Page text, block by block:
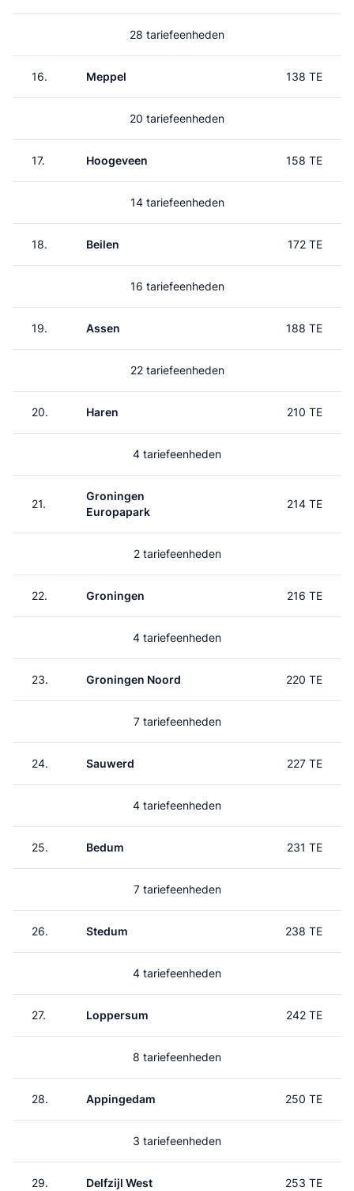
28 tariefeenheden
16. Meppel 138 TE
20 tariefeenheden
17. Hoogeveen 158 TE
14 tariefeenheden
18. Beilen 172 TE
16 tariefeenheden
19. Assen 188 TE
22 tariefeenheden
20. Haren 210 TE
4 tariefeenheden
21.
Groningen
Europapark
214 TE
2 tariefeenheden
22. Groningen 216 TE
4 tariefeenheden
23. Groningen Noord 220 TE
7 tariefeenheden
24. Sauwerd 227 TE
4 tariefeenheden
25. Bedum 231 TE
7 tariefeenheden
26. Stedum 238 TE
4 tariefeenheden
27. Loppersum 242 TE
8 tariefeenheden
28. Appingedam 250 TE
3 tariefeenheden
29. Delfzijl West 253 TE